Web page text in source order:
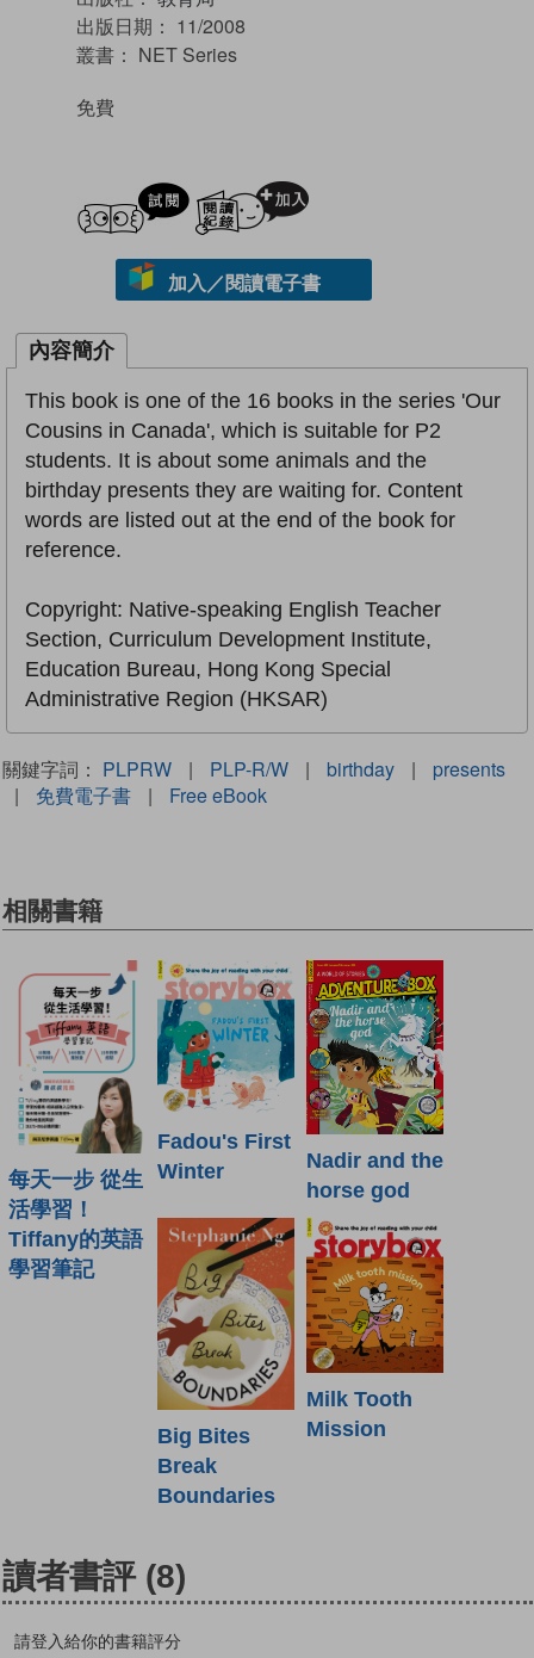
出版日期： 11/2008
叢書： NET Series
免費
試閲
加入／閱讀電子書
內容簡介
This book is one of the 16 books in the series 'Our
Cousins in Canada', which is suitable for P2
students. It is about some animals and the
birthday presents they are waiting for. Content
words are listed out at the end of the book for
reference.
Copyright: Native-speaking English Teacher
Section, Curriculum Development Institute,
Education Bureau, Hong Kong Special
Administrative Region (HKSAR)
關鍵字詞： PLPRW | PLP-R/W | birthday |
presents
|
免費電子書 | Free eBook
相關書籍
每天一步 從生
活學習！
Tiffany的英語
學習筆記
Fadou's First
Winter
Nadir and the
horse god
Big Bites
Break
Boundaries
Milk Tooth
Mission
讀者書評 (8)
請登入給你的書籍評分